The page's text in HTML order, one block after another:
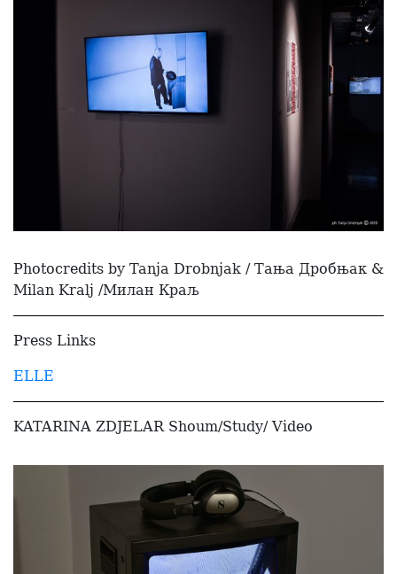
Photocredits by Tanja Drobnjak / Тања Дробњак &
Milan Kralj /Милан Краљ
Press Links
ELLE
KATARINA ZDJELAR Shoum/Study/ Video